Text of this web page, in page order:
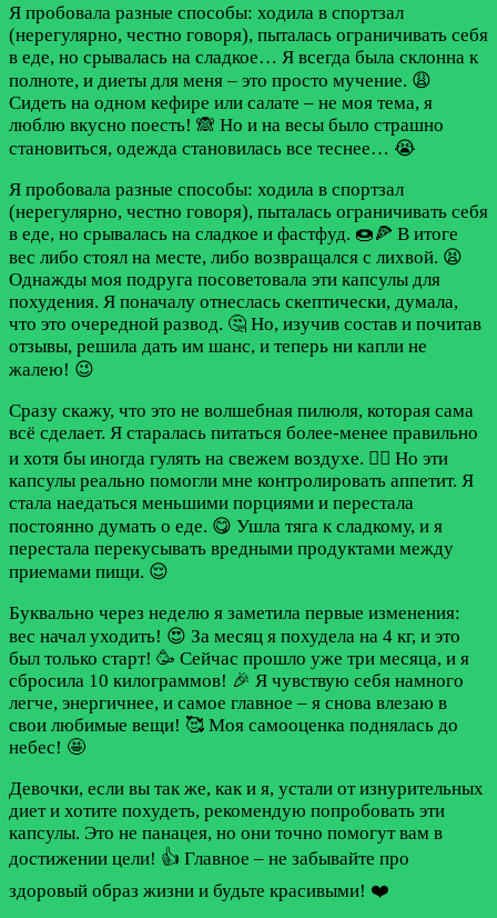
Я пробовала разные способы: ходила в спортзал
(нерегулярно, честно говоря), пыталась ограничивать себя
в еде, но срывалась на сладкое… Я всегда была склонна к
полноте, и диеты для меня – это просто мучение. 😩
Сидеть на одном кефире или салате – не моя тема, я
люблю вкусно поесть! 🙈 Но и на весы было страшно
становиться, одежда становилась все теснее… 😭
Я пробовала разные способы: ходила в спортзал
(нерегулярно, честно говоря), пыталась ограничивать себя
в еде, но срывалась на сладкое и фастфуд. 🍩🍕 В итоге
вес либо стоял на месте, либо возвращался с лихвой. 😫
Однажды моя подруга посоветовала эти капсулы для
похудения. Я поначалу отнеслась скептически, думала,
что это очередной развод. 🤔 Но, изучив состав и почитав
отзывы, решила дать им шанс, и теперь ни капли не
жалею! 😉
Сразу скажу, что это не волшебная пилюля, которая сама
всё сделает. Я старалась питаться более-менее правильно
и хотя бы иногда гулять на свежем воздухе. 🚶‍♀️ Но эти
капсулы реально помогли мне контролировать аппетит. Я
стала наедаться меньшими порциями и перестала
постоянно думать о еде. 😋 Ушла тяга к сладкому, и я
перестала перекусывать вредными продуктами между
приемами пищи. 😌
Буквально через неделю я заметила первые изменения:
вес начал уходить! 😍 За месяц я похудела на 4 кг, и это
был только старт! 🥳 Сейчас прошло уже три месяца, и я
сбросила 10 килограммов! 🎉 Я чувствую себя намного
легче, энергичнее, и самое главное – я снова влезаю в
свои любимые вещи! 🥰 Моя самооценка поднялась до
небес! 🤩
Девочки, если вы так же, как и я, устали от изнурительных
диет и хотите похудеть, рекомендую попробовать эти
капсулы. Это не панацея, но они точно помогут вам в
достижении цели! 👍 Главное – не забывайте про
здоровый образ жизни и будьте красивыми! ❤️